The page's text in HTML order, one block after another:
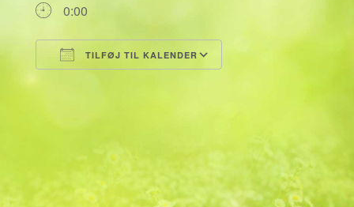
0:00
TILFØJ TIL KALENDER